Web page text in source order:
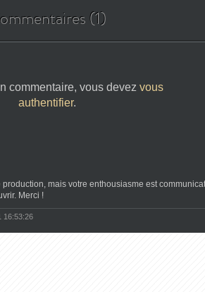
(1)
commentaire, vous devez vous
authentifier.
mais votre enthousiasme est
Merci !
16:53:26